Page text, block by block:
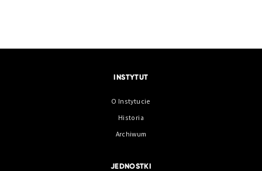
INSTYTUT
O Instytucie
Historia
Archiwum
JEDNOSTKI